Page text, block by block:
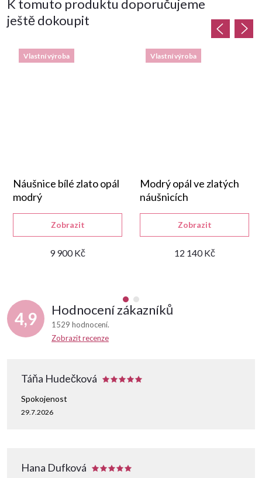
K tomuto produktu doporučujeme
ještě dokoupit
Vlastní výroba
Náušnice bílé zlato opál
modrý
9 900 Kč
Zobrazit
Vlastní výroba
Modrý opál ve zlatých
náušnicích
12 140 Kč
Zobrazit
4,9 Hodnocení zákazníků
1529 hodnocení
Zobrazit recenze
Táňa Hudečková
29.7.2026
Spokojenost
Hana Dufková